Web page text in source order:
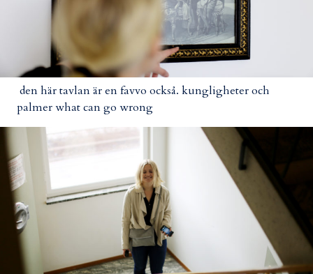
den här tavlan är en favvo också. kungligheter och
palmer what can go wrong